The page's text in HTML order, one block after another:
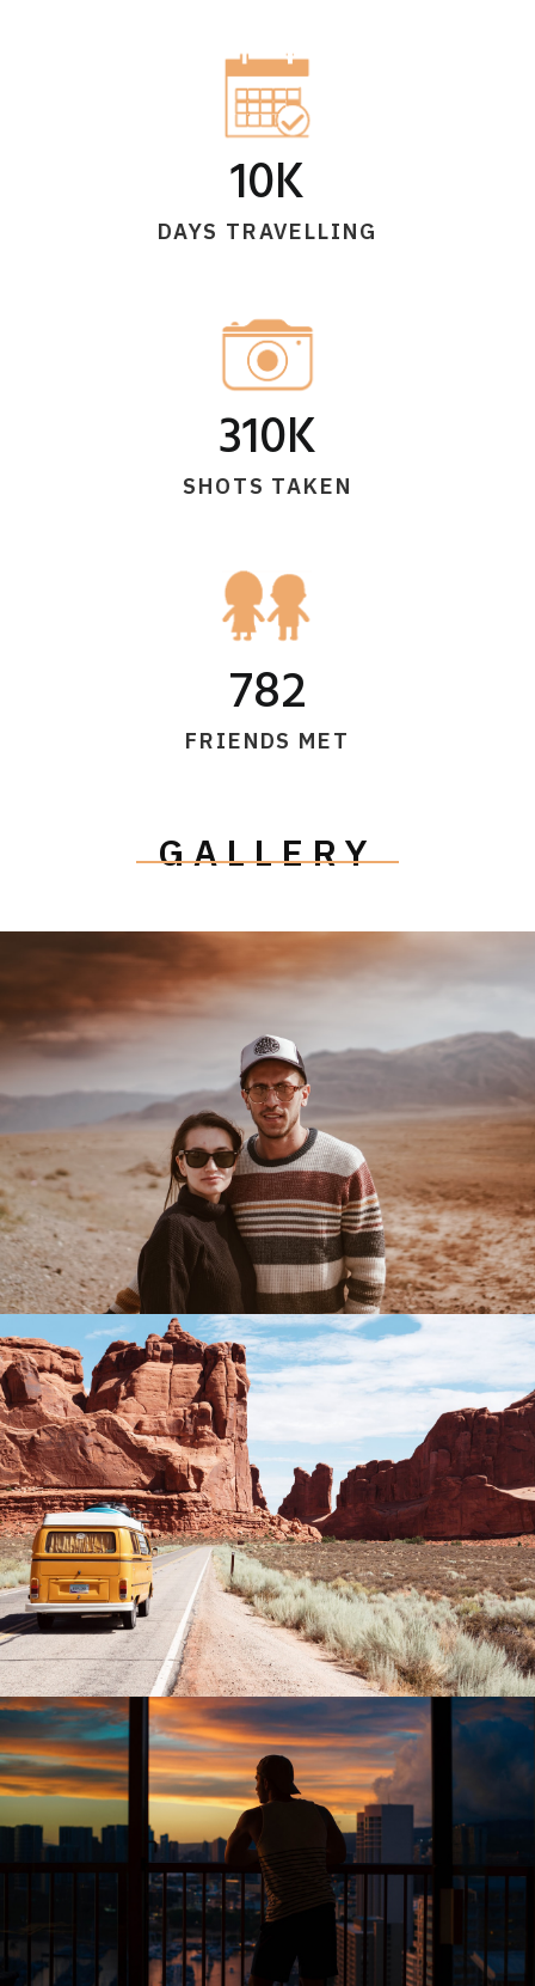
10K
DAYS TRAVELLING
310K
SHOTS TAKEN
782
FRIENDS MET
GALLERY
PLACES
PLACES
PLACES